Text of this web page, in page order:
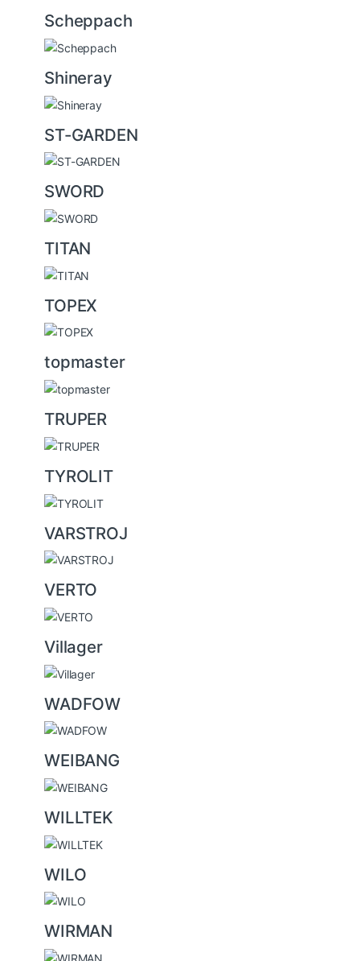
Scheppach
Shineray
ST-GARDEN
SWORD
TITAN
TOPEX
topmaster
TRUPER
TYROLIT
VARSTROJ
VERTO
Villager
WADFOW
WEIBANG
WILLTEK
WILO
WIRMAN